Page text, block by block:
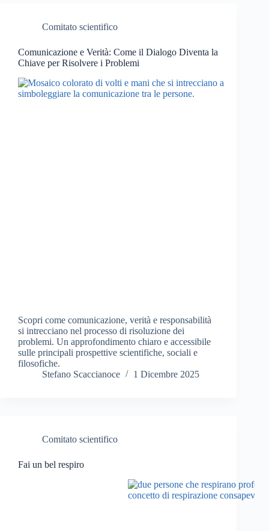
Comitato scientifico
Comunicazione e Verità: Come il Dialogo Diventa la
Chiave per Risolvere i Problemi
Scopri come comunicazione, verità e responsabilità
si intrecciano nel processo di risoluzione dei
problemi. Un approfondimento chiaro e accessibile
sulle principali prospettive scientifiche, sociali e
filosofiche.
Stefano Scaccianoce
1 Dicembre 2025
Comitato scientifico
Fai un bel respiro